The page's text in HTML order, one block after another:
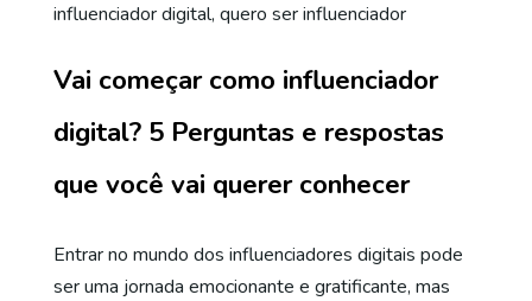
influenciador digital, quero ser influenciador
Vai começar como influenciador
digital? 5 Perguntas e respostas
que você vai querer conhecer
Entrar no mundo dos influenciadores digitais pode
ser uma jornada emocionante e gratificante, mas